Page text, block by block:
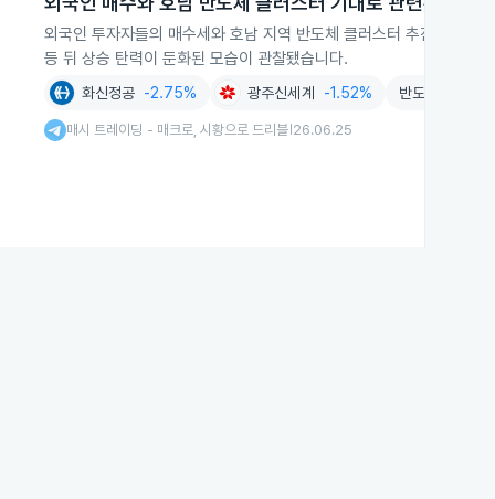
외국인 투자자들의 매수세와 호남 지역 반도체 클러스터 추진 기대
등 뒤 상승 탄력이 둔화된 모습이 관찰됐습니다.
화신정공 -2.75% 광주신세계 -1.52% 반도체
매시 트레이딩 - 매크로, 시황으로 드리블 26.06.25